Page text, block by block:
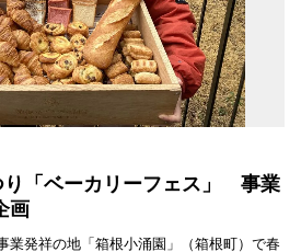
り「ベーカリーフェス」 事業
画
業発祥の地「箱根小涌園」（箱根町）で春